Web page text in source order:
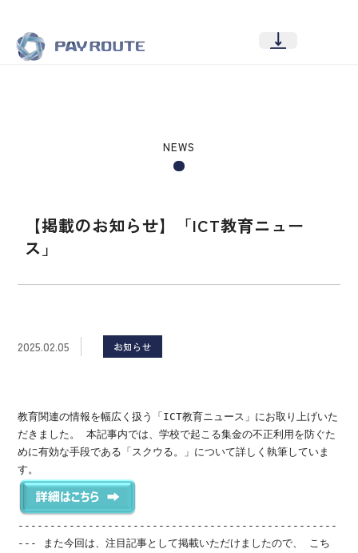
【掲載のお知らせ】「ICT教育ニュー
ス」
NEWS
2025.02.05 お知らせ
教育関連の情報を幅広く扱う「ICT教育ニュース」にお取り上げいた
だきました。 本記事内では、学校で起こる集金の不正利用を防ぐた
めに有効な手段である「スクウる。」について詳しく執筆していま
す。
--------------------------------------------------
--- また今回は、注目記事として掲載いただけましたので、 こち